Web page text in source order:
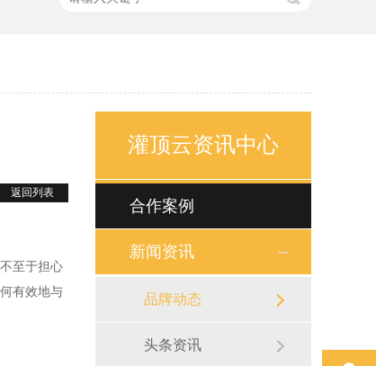
返回列表
至于担心
有效地与
灌顶云资讯中心
合作案例
新闻资讯
品牌动态
头条资讯